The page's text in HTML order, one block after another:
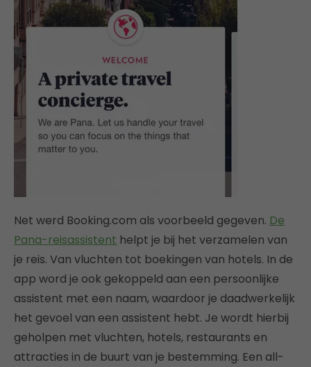
Net werd Booking.com als voorbeeld gegeven. De
Pana-reisassistent helpt je bij het verzamelen van
je reis. Van vluchten tot boekingen van hotels. In de
app word je ook gekoppeld aan een persoonlijke
assistent met een naam, waardoor je daadwerkelijk
het gevoel van een assistent hebt. Je wordt hierbij
geholpen met vluchten, hotels, restaurants en
attracties in de buurt van je bestemming. Een all-